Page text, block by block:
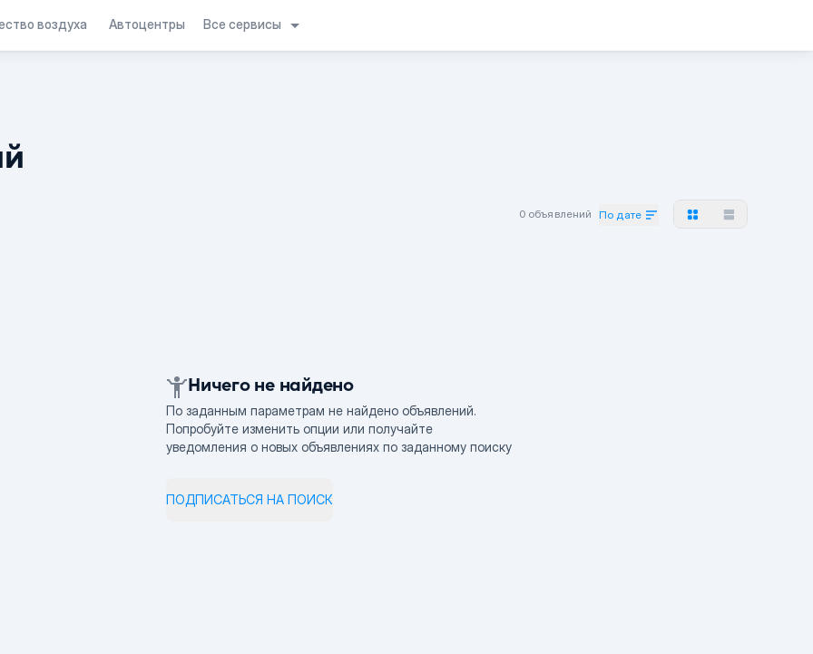
воздуха Автоцентры Все сервисы
0 объявлений По дате
Ничего не найдено
По заданным параметрам не найдено объявлений.
Попробуйте изменить опции или получайте
уведомления о новых объявлениях по заданному поиску
ПОДПИСАТЬСЯ НА ПОИСК